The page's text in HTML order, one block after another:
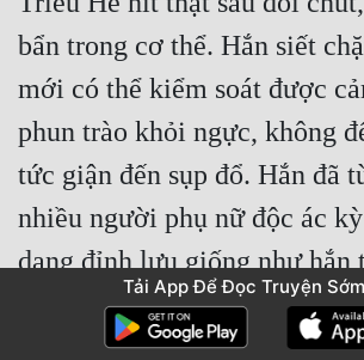
bẩn trong cơ thể. Hắn siết
mới có thể kiểm soát được
phun trào khỏi ngực, không
tức giận đến sụp đổ. Hắn đã
nhiều người phụ nữ độc ác
dạng đỉnh lưu giống như hắn
không xuể được số lượng
dù hắn có từng gặp nhiều
Tải App Để Đọc Truyện